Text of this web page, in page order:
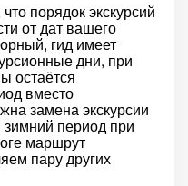
порядок экскурсий
от дат вашего
гид имеет
дни, при
остаётся
вместо
замена экскурсии
период при
маршрут
пару других